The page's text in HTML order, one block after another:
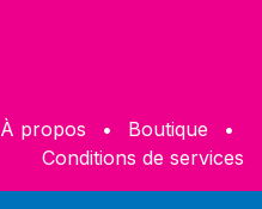
À propos • Boutique
•
Conditions de services